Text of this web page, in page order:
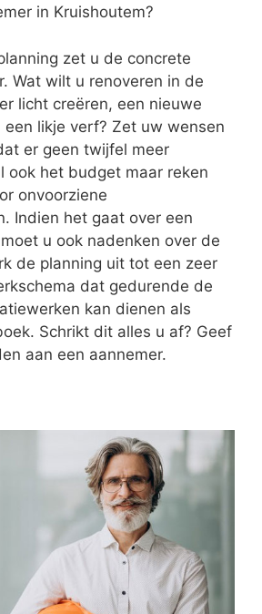
in Kruishoutem?
zet u de concrete
Wat wilt u renoveren in de
licht creëren, een nieuwe
een likje verf? Zet uw wensen
er geen twijfel meer
ook het budget maar reken
onvoorziene
Indien het gaat over een
u ook nadenken over de
de planning uit tot een zeer
dat gedurende de
kan dienen als
Schrikt dit alles u af? Geef
aan een aannemer.